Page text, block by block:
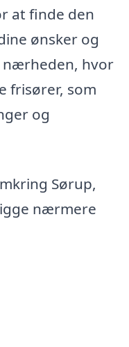
at finde den
ønsker og
nærheden, hvor
frisører, som
og
Sørup,
nærmere